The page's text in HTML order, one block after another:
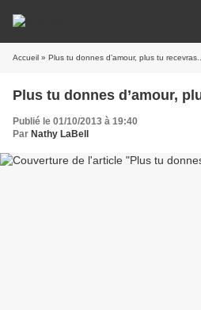
Accueil » Plus tu donnes d’amour, plus tu recevras...
Plus tu donnes d’amour,
Publié le 01/10/2013 à 19:40
Par Nathy LaBell